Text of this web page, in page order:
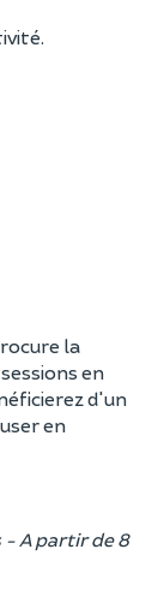
la
en
d'un
en
- A partir de 8